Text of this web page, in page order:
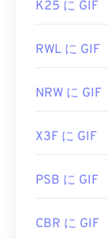
K25 に GIF
RWL に GIF
NRW に GIF
X3F に GIF
PSB に GIF
CBR に GIF